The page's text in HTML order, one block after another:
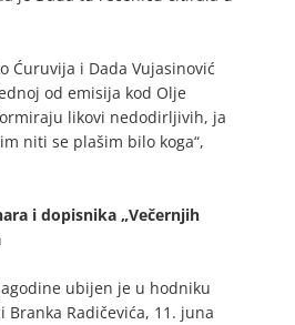
Ćuruvija i Dada Vujasinović
od emisija kod Olje
likovi nedodirljivih, ja
niti se plašim bilo koga“,
i dopisnika „Večernjih
ubijen je u hodniku
Radičevića, 11. juna